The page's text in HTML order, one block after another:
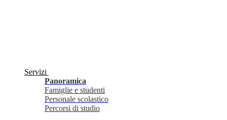
Servizi
Panoramica
Famiglie e studenti
Personale scolastico
Percorsi di studio